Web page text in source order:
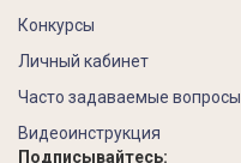
Конкурсы
Личный кабинет
Часто задаваемые вопросы
Видеоинструкция
Подписывайтесь: